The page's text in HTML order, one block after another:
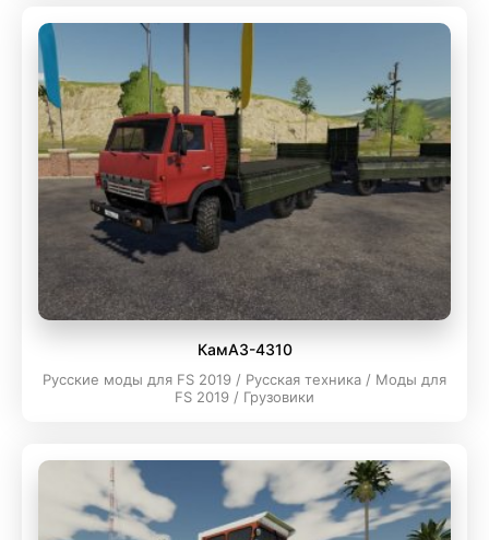
КамАЗ-4310
Русские моды для FS 2019 / Русская техника / Моды для
FS 2019 / Грузовики